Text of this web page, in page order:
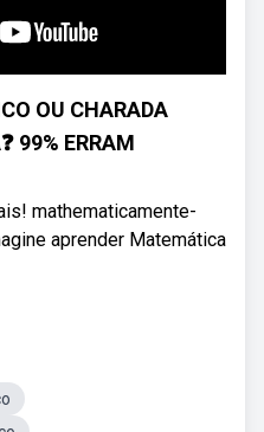
OU CHARADA
99% ERRAM
mathematicamente-
aprender Matemática